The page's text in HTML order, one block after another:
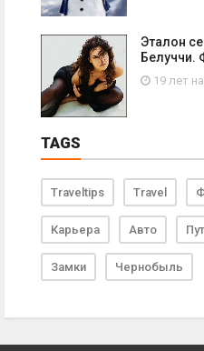
Эталон
Белуччи.
19 лет
TAGS
Traveltips Travel
Карьера Авто
Замки Чернобыль